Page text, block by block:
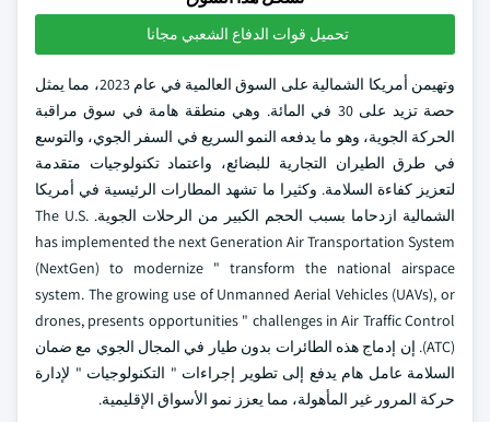
تحميل قوات الدفاع الشعبي مجانا
وتهيمن أمريكا الشمالية على السوق العالمية في عام 2023، مما يمثل
حصة تزيد على 30 في المائة. وهي منطقة هامة في سوق مراقبة
الحركة الجوية، وهو ما يدفعه النمو السريع في السفر الجوي، والتوسع
في طرق الطيران التجارية للبضائع، واعتماد تكنولوجيات متقدمة
لتعزيز كفاءة السلامة. وكثيرا ما تشهد المطارات الرئيسية في أمريكا
الشمالية ازدحاما بسبب الحجم الكبير من الرحلات الجوية. The U.S.
has implemented the next Generation Air Transportation System
(NextGen) to modernize " transform the national airspace
system. The growing use of Unmanned Aerial Vehicles (UAVs), or
drones, presents opportunities " challenges in Air Traffic Control
(ATC). إن إدماج هذه الطائرات بدون طيار في المجال الجوي مع ضمان
السلامة عامل هام يدفع إلى تطوير إجراءات " التكنولوجيات " لإدارة
حركة المرور غير المأهولة، مما يعزز نمو الأسواق الإقليمية.